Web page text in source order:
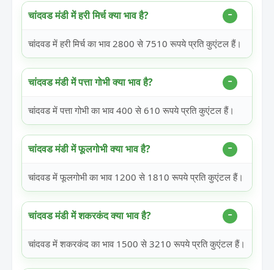
चांदवड मंडी में हरी मिर्च क्या भाव है?
चांदवड में हरी मिर्च का भाव 2800 से 7510 रूपये प्रति कुएंटल हैं।
चांदवड मंडी में पत्ता गोभी क्या भाव है?
चांदवड में पत्ता गोभी का भाव 400 से 610 रूपये प्रति कुएंटल हैं।
चांदवड मंडी में फूलगोभी क्या भाव है?
चांदवड में फूलगोभी का भाव 1200 से 1810 रूपये प्रति कुएंटल हैं।
चांदवड मंडी में शकरकंद क्या भाव है?
चांदवड में शकरकंद का भाव 1500 से 3210 रूपये प्रति कुएंटल हैं।